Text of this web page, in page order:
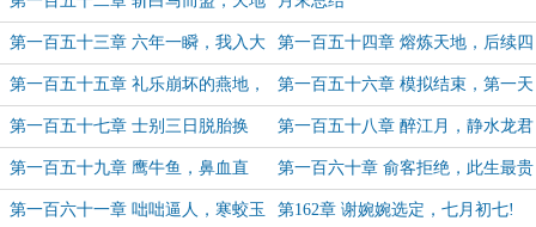
笼中雀，
第一百五十三章 六年一瞬，我入大
宗师!
第一百五十四章 熔炼天地，后续四
年!【二合一】
第一百五十五章 礼乐崩坏的燕地，
四国来访
第一百五十六章 模拟结束，第一天
梯圆满!（二合一，多修炼）
第一百五十七章 士别三日脱胎换
骨，谢婉婉的邀请!
第一百五十八章 醉江月，静水龙君
（二合一）
第一百五十九章 鹰牛鱼，鼻血直
流!
第一百六十章 俞客拒绝，此生最贵
之人
第一百六十一章 咄咄逼人，寒蛟玉 第162章 谢婉婉选定，七月初七!